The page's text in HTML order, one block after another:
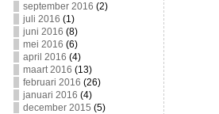
september 2016 (2)
juli 2016 (1)
juni 2016 (8)
mei 2016 (6)
april 2016 (4)
maart 2016 (13)
februari 2016 (26)
januari 2016 (4)
december 2015 (5)